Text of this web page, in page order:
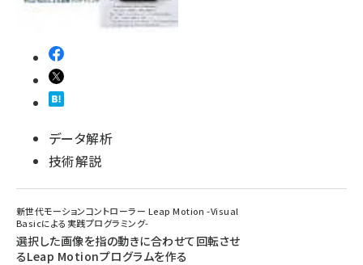
データ解析
技術解説
新世代モーションコントローラー Leap Motion -Visual
Basicによる実践プログラミング-
選択した画像を指の動きに合わせて回転させ
るLeap Motionプログラムを作る